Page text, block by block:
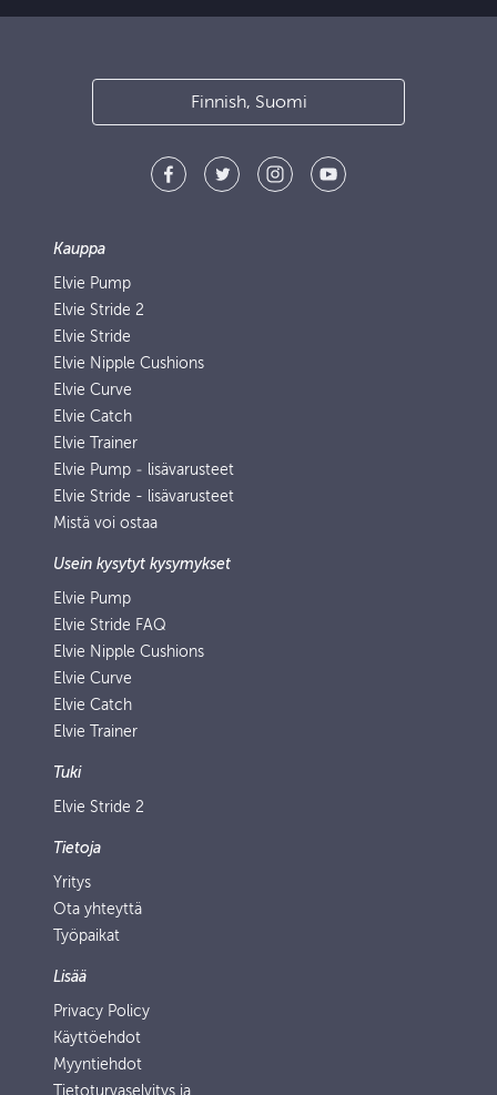
Finnish, Suomi
Kauppa
Elvie Pump
Elvie Stride 2
Elvie Stride
Elvie Nipple Cushions
Elvie Curve
Elvie Catch
Elvie Trainer
Elvie Pump ‑ lisävarusteet
Elvie Stride - lisävarusteet
Mistä voi ostaa
Usein kysytyt kysymykset
Elvie Pump
Elvie Stride FAQ
Elvie Nipple Cushions
Elvie Curve
Elvie Catch
Elvie Trainer
Tuki
Elvie Stride 2
Tietoja
Yritys
Ota yhteyttä
Työpaikat
Lisää
Privacy Policy
Käyttöehdot
Myyntiehdot
Tietoturvaselvitys ja